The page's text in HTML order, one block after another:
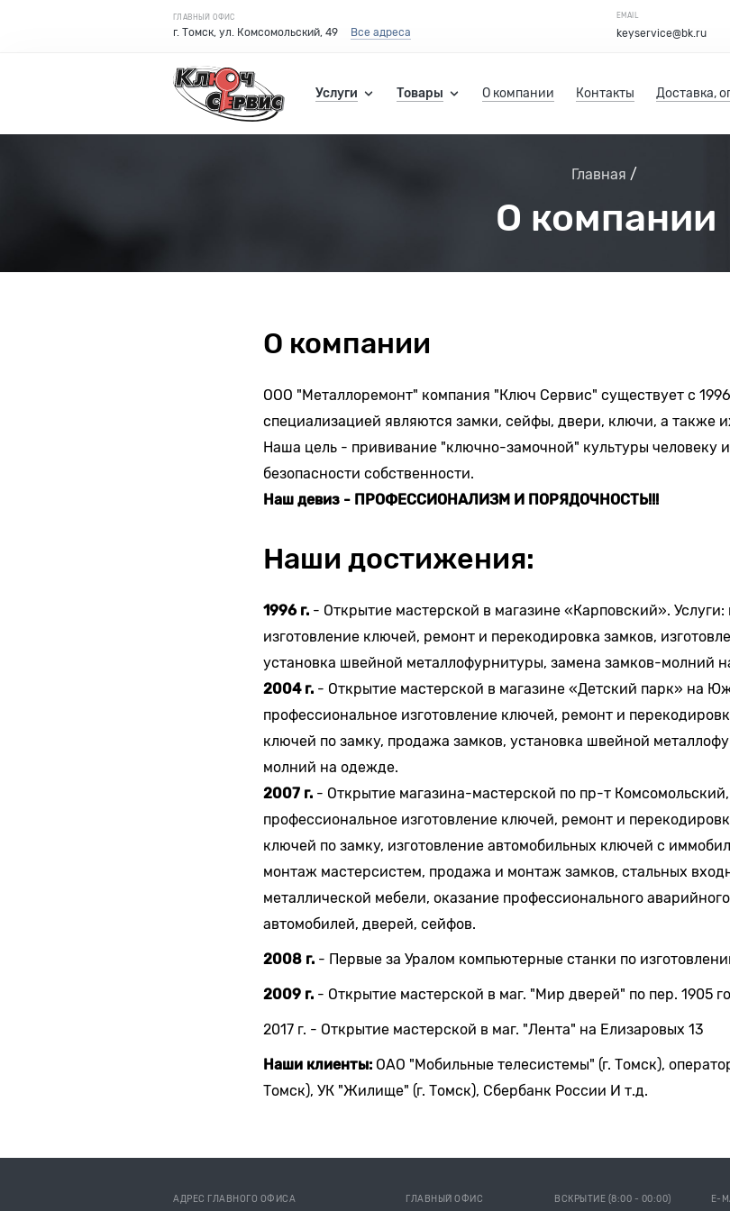
ГЛАВНЫЙ ОФИС
г. Томск, ул. Комсомольский, 49 Все адреса
EMAIL
keyservice@bk.ru
Услуги Товары О компании Контакты Доставка,
Главная
О компании
О компании
ООО "Металлоремонт" компания "Ключ Сервис" существует с
специализацией являются замки, сейфы, двери, ключи, а также
Наша цель - прививание "ключно-замочной" культуры человеку
безопасности собственности.
Наш девиз - ПРОФЕССИОНАЛИЗМ И ПОРЯДОЧНОСТЬ!!!
Наши достижения:
1996 г. - Открытие мастерской в магазине «Карповский».
изготовление ключей, ремонт и перекодировка замков,
установка швейной металлофурнитуры, замена замков-молний
2004 г. - Открытие мастерской в магазине «Детский парк» на
профессиональное изготовление ключей, ремонт и
ключей по замку, продажа замков, установка швейной
молний на одежде.
2007 г. - Открытие магазина-мастерской по пр-т Комсомольский,
профессиональное изготовление ключей, ремонт и
ключей по замку, изготовление автомобильных ключей с
монтаж мастерсистем, продажа и монтаж замков, стальных
металлической мебели, оказание профессионального
автомобилей, дверей, сейфов.
2008 г. - Первые за Уралом компьютерные станки по
2009 г. - Открытие мастерской в маг. "Мир дверей" по пер. 1905
2017 г. - Открытие мастерской в маг. "Лента" на Елизаровых 13
Наши клиенты: ОАО "Мобильные телесистемы" (г. Томск),
Томск), УК "Жилище" (г. Томск), Сбербанк России И т.д.
АДРЕС ГЛАВНОГО ОФИСА ГЛАВНЫЙ ОФИС ВСКРЫТИЕ (8:00 - 00:00) E-